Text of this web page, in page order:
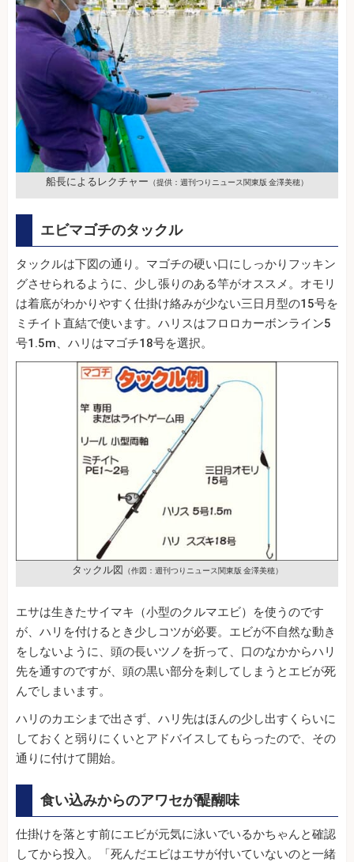
船長によるレクチャー （提供：週刊つりニュース関東版 金澤美穂）
エビマゴチのタックル
タックルは下図の通り。マゴチの硬い口にしっかりフッキン
グさせられるように、少し張りのある竿がオススメ。オモリ
は着底がわかりやすく仕掛け絡みが少ない三日月型の15号を
ミチイト直結で使います。ハリスはフロロカーボンライン5
号1.5m、ハリはマゴチ18号を選択。
タックル図 （作図：週刊つりニュース関東版 金澤美穂）
エサは生きたサイマキ（小型のクルマエビ）を使うのです
が、ハリを付けるとき少しコツが必要。エビが不自然な動き
をしないように、頭の長いツノを折って、口のなかからハリ
先を通すのですが、頭の黒い部分を刺してしまうとエビが死
んでしまいます。
ハリのカエシまで出さず、ハリ先はほんの少し出すくらいに
しておくと弱りにくいとアドバイスしてもらったので、その
通りに付けて開始。
食い込みからのアワセが醍醐味
仕掛けを落とす前にエビが元気に泳いでいるかちゃんと確認
してから投入。「死んだエビはエサが付いていないのと一緒